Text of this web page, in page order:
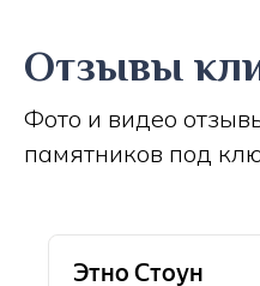
Отзывы
Фото и видео
памятников под